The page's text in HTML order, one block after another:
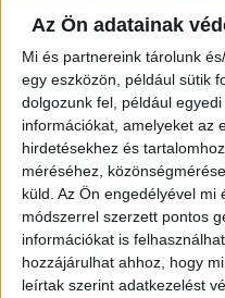
Az Ön adatainak
Mi és partnereink tárolunk
egy eszközön, például sütik
dolgozunk fel, például
információkat, amelyeket az
hirdetésekhez és
méréséhez,
küld. Az Ön engedélyével mi
módszerrel szerzett pontos
információkat is
hozzájárulhat ahhoz, hogy
leírtak szerint adatkezelést
Kilencmillió alatt
Volkswagen